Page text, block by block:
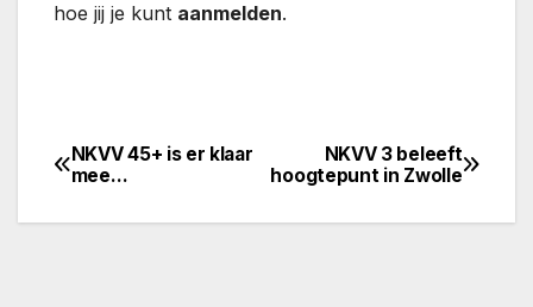
hoe jij je kunt aanmelden.
Bericht
navigatie
NKVV 3 beleeft
hoogtepunt in Zwolle
NKVV 45+ is er klaar
mee…